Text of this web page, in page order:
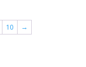
10 →